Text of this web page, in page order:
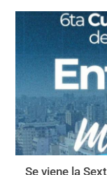
Se viene la